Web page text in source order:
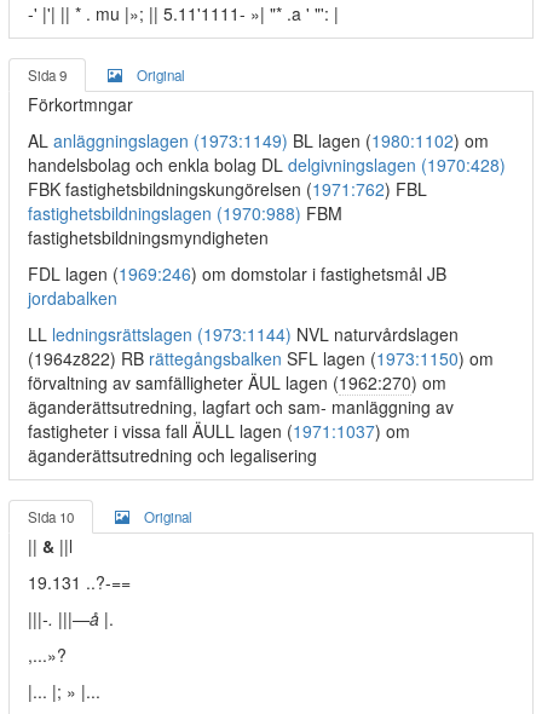
-' |'| || * . mu |»; || 5.11'1111- »| "* .a ' "': |
Sida 9 Original
Förkortmngar
AL anläggningslagen (1973:1149) BL lagen (1980:1102) om
handelsbolag och enkla bolag DL delgivningslagen (1970:428)
FBK fastighetsbildningskungörelsen (1971:762) FBL
fastighetsbildningslagen (1970:988) FBM
fastighetsbildningsmyndigheten
FDL lagen (1969:246) om domstolar i fastighetsmål JB
jordabalken
LL ledningsrättslagen (1973:1144) NVL naturvårdslagen
(1964z822) RB rättegångsbalken SFL lagen (1973:1150) om
förvaltning av samfälligheter ÄUL lagen (1962:270) om
äganderättsutredning, lagfart och sam- manläggning av
fastigheter i vissa fall ÄULL lagen (1971:1037) om
äganderättsutredning och legalisering
Sida 10 Original
|| & ||l
19.131 ..?-==
|||-. |||—å |.
,...»?
|... |; » |...